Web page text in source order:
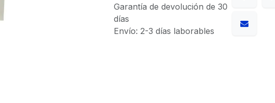
Garantía de devolución de 30
días
Envío: 2-3 días laborables